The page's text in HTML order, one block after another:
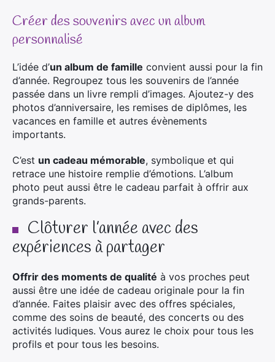
Créer des souvenirs avec un album
personnalisé
L’idée d’un album de famille convient aussi pour la fin
d’année. Regroupez tous les souvenirs de l’année
passée dans un livre rempli d’images. Ajoutez-y des
photos d’anniversaire, les remises de diplômes, les
vacances en famille et autres évènements
importants.
C’est un cadeau mémorable, symbolique et qui
retrace une histoire remplie d’émotions. L’album
photo peut aussi être le cadeau parfait à offrir aux
grands-parents.
Clôturer l’année avec des
expériences à partager
Offrir des moments de qualité à vos proches peut
aussi être une idée de cadeau originale pour la fin
d’année. Faites plaisir avec des offres spéciales,
comme des soins de beauté, des concerts ou des
activités ludiques. Vous aurez le choix pour tous les
profils et pour tous les besoins.